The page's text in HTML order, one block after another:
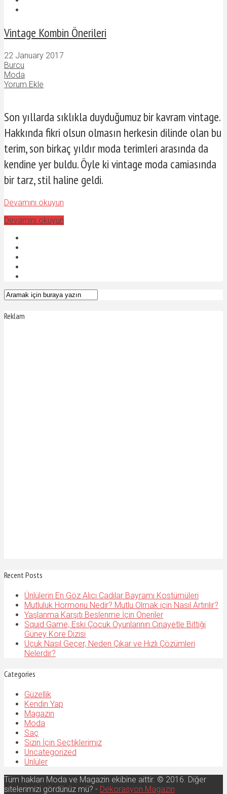
Vintage Kombin Önerileri
22 January 2017
Burcu
Moda
Yorum Ekle
Son yıllarda sıklıkla duyduğumuz bir kavram vintage.
Hakkında fikri olsun olmasın herkesin dilinde olan bu
terim, son birkaç yıldır moda terimleri arasında da
kendine yer buldu. Öyle ki vintage moda camiasında
bir tarz, stil haline geldi.
Devamını okuyun
Devamını okuyun
Reklam
Recent Posts
Ünlülerin En Göz Alıcı Cadılar Bayramı Kostümüleri
Mutluluk Hormonu Nedir? Mutlu Olmak için Nasıl Artırılır?
Yaşlanma Karşıtı Beslenme İçin Öneriler
Squid Game, Eski Çocuk Oyunlarının Cinayetle Bittiği
Güney Kore Dizisi
Uçuk Nasıl Geçer, Neden Çıkar ve Hızlı Çözümleri
Nelerdir?
Categories
Güzellik
Kendin Yap
Magazin
Moda
Saç
Sizin İçin Seçtiklerimiz
Uncategorized
Ünlüler
Tüm hakları Moda ve Magazin ekibine aittir. © 2016. Diğer
sitelerimizi gördünüz mü? - Dekorasyon Magazin